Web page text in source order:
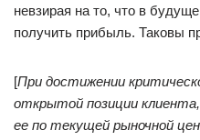
невзирая на то, что в
получить прибыль. Таковы
[При достижении
открытой позиции
ее по текущей рыночной